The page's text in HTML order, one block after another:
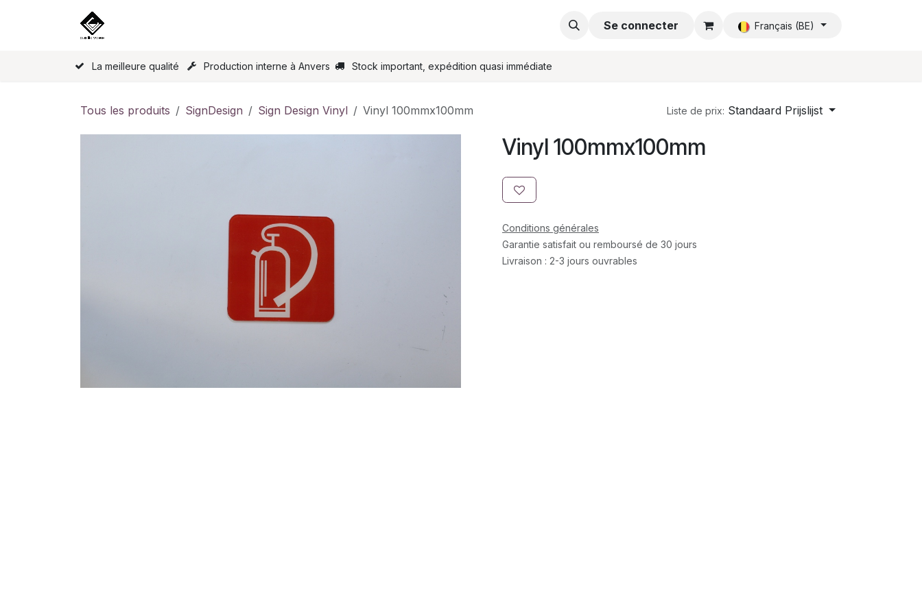
Commande en ligne Accueil
Se connecter Français (BE)
La meilleure qualité Production interne à Anvers Stock important, expédition quasi immédiate
Tous les produits SignDesign Sign Design Vinyl Vinyl 100mmx100mm Liste de prix: Standaard Prijslijst
Vinyl 100mmx100mm
Conditions générales
Garantie satisfait ou remboursé de 30 jours
Livraison : 2-3 jours ouvrables